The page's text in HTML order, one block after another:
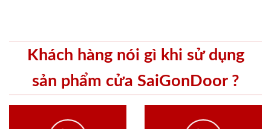
Khách hàng nói gì khi sử dụng
sản phẩm cửa SaiGonDoor ?